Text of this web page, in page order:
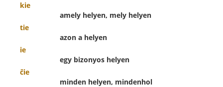
kie
amely helyen, mely helyen
tie
azon a helyen
ie
egy bizonyos helyen
ĉie
minden helyen, mindenhol